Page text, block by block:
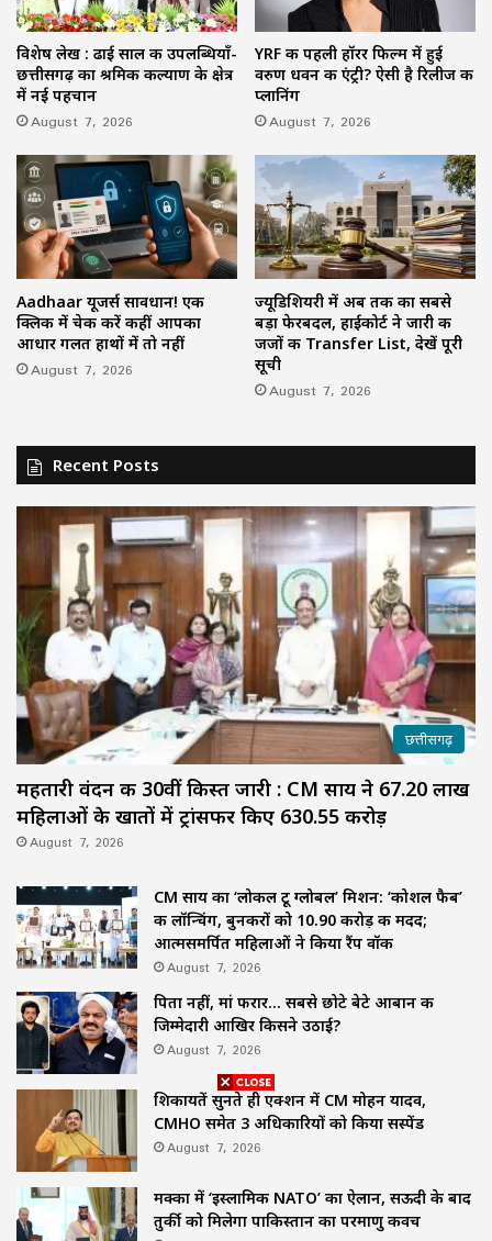
विशेष लेख : ढाई साल की उपलब्धियाँ-
छत्तीसगढ़ का श्रमिक कल्याण के क्षेत्र
में नई पहचान
August 7, 2026
YRF की पहली हॉरर फिल्म में हुई
वरुण धवन की एंट्री? ऐसी है रिलीज की
प्लानिंग
August 7, 2026
Aadhaar यूजर्स सावधान! एक
क्लिक में चेक करें कहीं आपका
आधार गलत हाथों में तो नहीं
August 7, 2026
ज्यूडिशियरी में अब तक का सबसे
बड़ा फेरबदल, हाईकोर्ट ने जारी की
जजों की Transfer List, देखें पूरी
सूची
August 7, 2026
Recent Posts
छत्तीसगढ़
महतारी वंदन की 30वीं किस्त जारी : CM साय ने 67.20 लाख
महिलाओं के खातों में ट्रांसफर किए ₹630.55 करोड़
August 7, 2026
CM साय का ‘लोकल टू ग्लोबल’ मिशन: ‘कोशल फैब’
की लॉन्चिंग, बुनकरों को 10.90 करोड़ की मदद;
आत्मसमर्पित महिलाओं ने किया रैंप वॉक
August 7, 2026
पिता नहीं, मां फरार… सबसे छोटे बेटे आबान की
जिम्मेदारी आखिर किसने उठाई?
August 7, 2026
शिकायतें सुनते ही एक्शन में CM मोहन यादव,
CMHO समेत 3 अधिकारियों को किया सस्पेंड
August 7, 2026
मक्का में ‘इस्लामिक NATO’ का ऐलान, सऊदी के बाद
तुर्की को मिलेगा पाकिस्तान का परमाणु कवच